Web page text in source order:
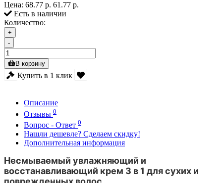
Цена: 68.77 р. 61.77 р.
Есть в наличии
Количество:
+
-
В корзину
Купить в 1 клик
Описание
Отзывы 0
Вопрос - Ответ 0
Нашли дешевле? Сделаем скидку!
Дополнительная информация
Несмываемый увлажняющий и
восстанавливающий крем 3 в 1 для сухих и